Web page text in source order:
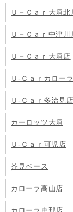
Ｕ－Ｃａｒ大垣北
Ｕ－Ｃａｒ中津川
Ｕ－Ｃａｒ大垣店
Ｕ‐Ｃａｒカロー
Ｕ‐Ｃａｒ多治見店
カーロッツ大垣
Ｕ‐Ｃａｒ可児店
芥見ベース
カローラ高山店